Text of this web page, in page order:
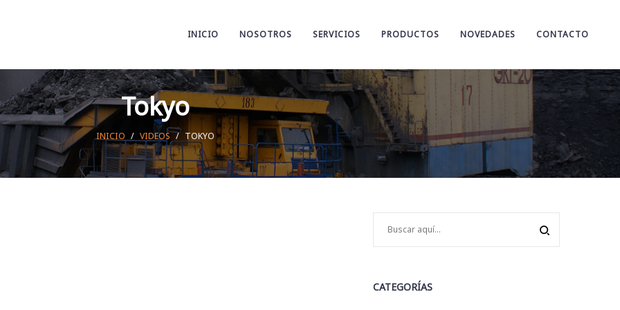
INICIO NOSOTROS SERVICIOS PRODUCTOS NOVEDADES CONTACTO
Tokyo
INICIO / VIDEOS / TOKYO
CATEGORÍAS